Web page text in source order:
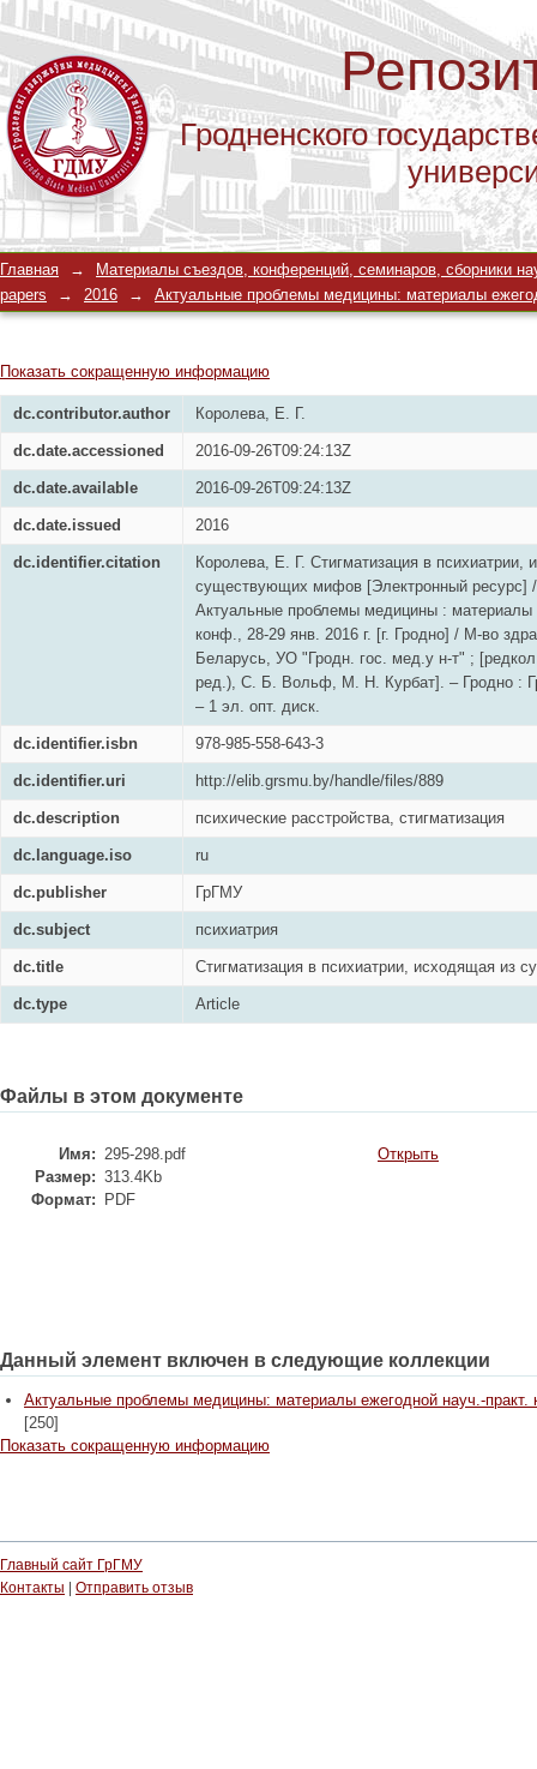
Гродненского
Стигматизация в психиатрии,
Главная →
Материалы съездов, конференций, семинаров, сборники
papers
→ 2016 → Актуальные проблемы медицины: материалы
Показать сокращенную информацию
dc.contributor.author Королева, Е. Г.
dc.date.accessioned 2016-09-26T09:24:13Z
dc.date.available 2016-09-26T09:24:13Z
dc.date.issued 2016
dc.identifier.citation
Королева, Е. Г. Стигматизация в психиатрии,
существующих мифов [Электронный ресурс]
Актуальные проблемы медицины : материалы
конф., 28-29 янв. 2016 г. [г. Гродно] / М-во
Беларусь, УО "Гродн. гос. мед.у н-т" ;
ред.), С. Б. Вольф, М. Н. Курбат]. – Гродно :
– 1 эл. опт. диск.
dc.identifier.isbn 978-985-558-643-3
dc.identifier.uri http://elib.grsmu.by/handle/files/889
dc.description психические расстройства, стигматизация
dc.language.iso ru
dc.publisher ГрГМУ
dc.subject психиатрия
dc.title Стигматизация в психиатрии, исходящая из
dc.type Article
Файлы в этом документе
Имя: 295-298.pdf
Размер: 313.4Kb
Формат:
PDF
Открыть
Данный элемент включен в следующие коллекции
Актуальные проблемы медицины: материалы ежегодной науч.-практ.
[250]
Показать сокращенную информацию
Главный сайт ГрГМУ
Контакты
Отправить отзыв